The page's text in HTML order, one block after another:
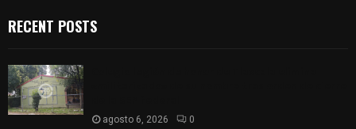
RECENT POSTS
agosto 6, 2026 0